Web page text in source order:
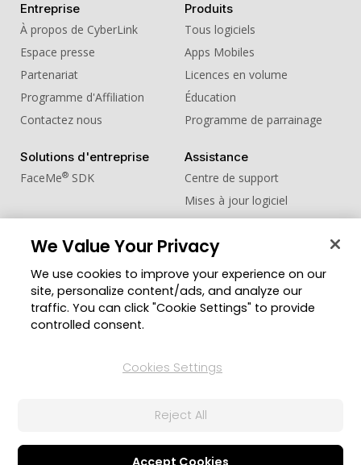
Entreprise
À propos de CyberLink
Espace presse
Partenariat
Programme d'Affiliation
Contactez nous
Produits
Tous logiciels
Apps Mobiles
Licences en volume
Éducation
Programme de parrainage
Solutions d'entreprise
FaceMe® SDK
Assistance
Centre de support
Mises à jour logiciel
Centre d'apprentissage
Zone des Membres
Blog
Changer de région
Paramètre des cookies
We Value Your Privacy
We use cookies to improve your experience on our
site, personalize content/ads, and analyze our
traffic. You can click "Cookie Settings" to provide
controlled consent.
Cookies Settings
Reject All
Accept Cookies